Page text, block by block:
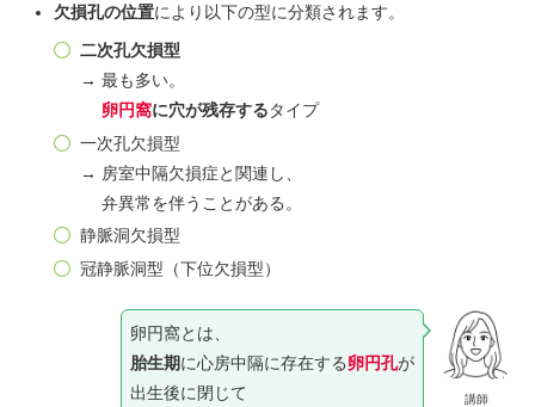
欠損孔の位置により以下の型に分類されます。
二次孔欠損型
→ 最も多い。
卵円窩に穴が残存するタイプ
一次孔欠損型
→ 房室中隔欠損症と関連し、
弁異常を伴うことがある。
静脈洞欠損型
冠静脈洞型（下位欠損型）
講師
卵円窩とは、
胎生期に心房中隔に存在する卵円孔が
出生後に閉じて